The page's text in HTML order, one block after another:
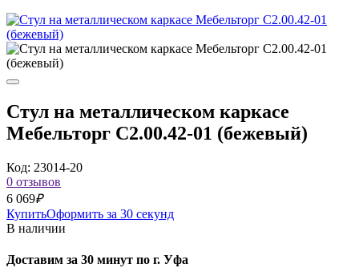
Стул на металлическом каркасе
Мебельторг С2.00.42-01 (бежевый)
Код: 23014-20
0 отзывов
6 069₽
КупитьОформить за 30 секунд
В наличии
Доставим за 30 минут по г. Уфа